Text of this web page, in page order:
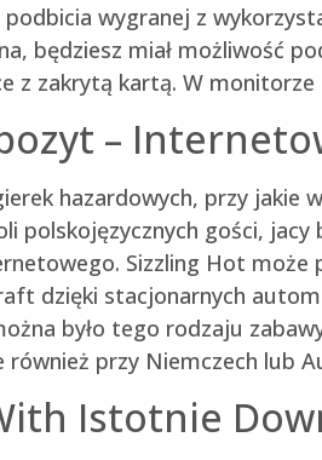
wygranej z
będziesz miał możliwość
z zakrytą kartą. W
–
hazardowych, przy jakie
polskojęzycznych gości,
Sizzling Hot może
dzięki stacjonarnych
było tego rodzaju
przy Niemczech lub
Istotnie